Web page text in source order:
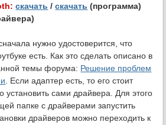
скачать /скачать (программа)
нужно удостоверится, что
есть. Как это сделать описано в
темы форума: Решение проблем
. Если адаптер есть, то его стоит
установить сами драйвера. Для этого
папке с драйверами запустить
драйверов можно переходить к